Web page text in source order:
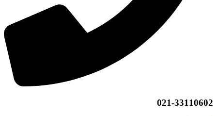
021-33110602